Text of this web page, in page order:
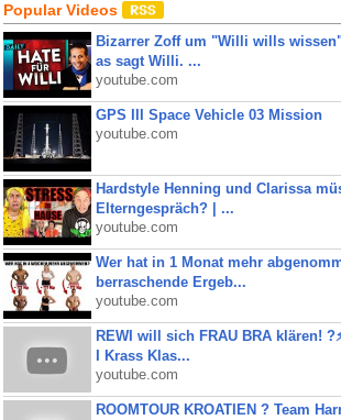
Popular Videos
Bizarrer Zoff um "Willi wills
as sagt Willi. ...
youtube.com
GPS III Space Vehicle 03 Mission
youtube.com
Hardstyle Henning und Clarissa
Elterngespräch? | ...
youtube.com
Wer hat in 1 Monat mehr
berraschende Ergeb...
youtube.com
REWI will sich FRAU BRA klären!
I Krass Klas...
youtube.com
ROOMTOUR KROATIEN ? Team